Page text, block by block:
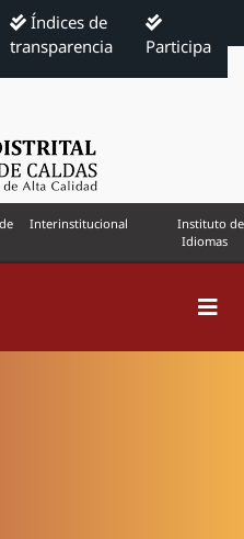
Índices de
transparencia
Participa
Interinstitucional
Instituto de
Idiomas